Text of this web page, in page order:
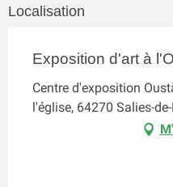
Localisation
Exposition d'art à
Centre d'exposition
l'église, 64270 Salies-